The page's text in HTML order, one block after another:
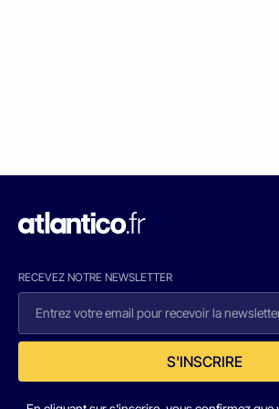
RECEVEZ NOTRE NEWSLETTER
S'INSCRIRE